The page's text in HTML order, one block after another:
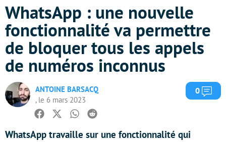
WhatsApp : une nouvelle
fonctionnalité va permettre
de bloquer tous les appels
de numéros inconnus
ANTOINE BARSACQ
, le 6 mars 2023
0
Facebook
TwitterWhatsapp
Reddit
WhatsApp travaille sur une fonctionnalité qui